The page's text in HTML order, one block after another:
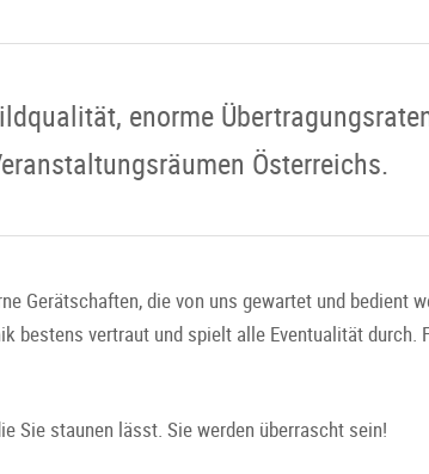
enorme
Österreichs.
Gerätschaften, die von uns gewartet und bedient
bestens vertraut und spielt alle Eventualität
Sie staunen lässt. Sie werden überrascht sein!